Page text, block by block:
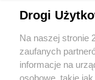
Wydawca mediów
Drogi
Na naszej stronie
zaufanych
informacje na
osobowe, takie